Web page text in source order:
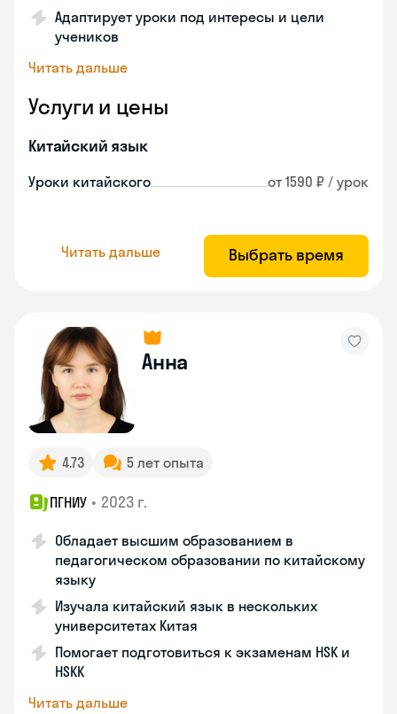
Адаптирует уроки под интересы и цели
учеников
Читать дальше
Услуги и цены
Китайский язык
Уроки китайского от 1590 ₽ / урок
Читать дальше Выбрать время
Анна
4.73 5 лет опыта
ПГНИУ • 2023 г.
Обладает высшим образованием в
педагогическом образовании по китайскому
языку
Изучала китайский язык в нескольких
университетах Китая
Помогает подготовиться к экзаменам HSK и
HSKK
Читать дальше